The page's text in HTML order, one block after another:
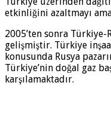
etkinliğini azaltmayı
2005’ten sonra
gelişmiştir. Türkiye
konusunda Rusya
Türkiye’nin doğal gaz
karşılamaktadır.